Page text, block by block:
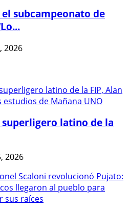
subcampeonato de
2026
superligero latino de la
2026